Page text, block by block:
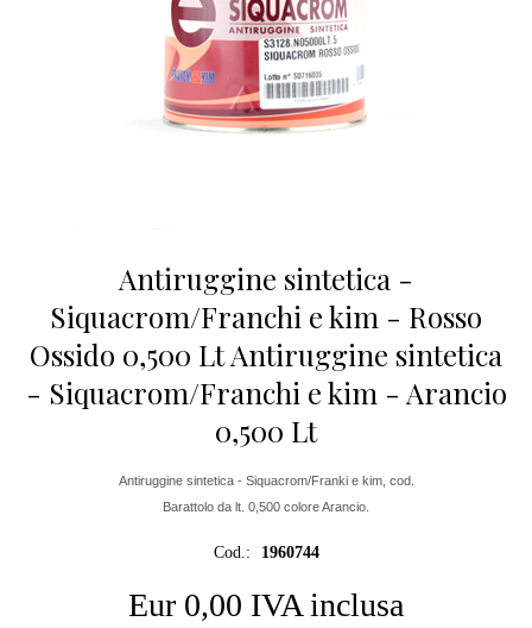
Antiruggine sintetica -
Siquacrom/Franchi e kim - Rosso
Ossido 0,500 Lt Antiruggine sintetica
- Siquacrom/Franchi e kim - Arancio
0,500 Lt
Antiruggine sintetica - Siquacrom/Franki e kim, cod.
Barattolo da lt. 0,500 colore Arancio.
Cod.: 1960744
Eur 0,00 IVA inclusa